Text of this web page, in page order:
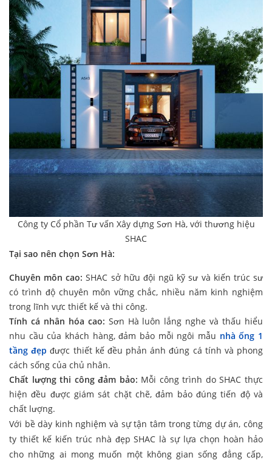
Công ty Cổ phần Tư vấn Xây dựng Sơn Hà, với thương hiệu
SHAC
Tại sao nên chọn Sơn Hà:
Chuyên môn cao: SHAC sở hữu đội ngũ kỹ sư và kiến trúc sư
có trình độ chuyên môn vững chắc, nhiều năm kinh nghiệm
trong lĩnh vực thiết kế và thi công.
Tính cá nhân hóa cao: Sơn Hà luôn lắng nghe và thấu hiểu
nhu cầu của khách hàng, đảm bảo mỗi ngôi mẫu nhà ống 1
tầng đẹp được thiết kế đều phản ánh đúng cá tính và phong
cách sống của chủ nhân.
Chất lượng thi công đảm bảo: Mỗi công trình do SHAC thực
hiện đều được giám sát chặt chẽ, đảm bảo đúng tiến độ và
chất lượng.
Với bề dày kinh nghiệm và sự tận tâm trong từng dự án, công
ty thiết kế kiến trúc nhà đẹp SHAC là sự lựa chọn hoàn hảo
cho những ai mong muốn một không gian sống đẳng cấp,